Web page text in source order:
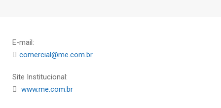
E-mail:
comercial@me.com.br
Site Institucional:
www.me.com.br